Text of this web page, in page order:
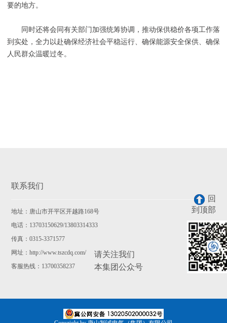
要的地方。
同时还将会同有关部门加强统筹协调，推动保供稳价各项工作落
到实处，全力以赴确保经济社会平稳运行、确保能源安全保供、确保
人民群众温暖过冬。
联系我们
地址：唐山市开平区开越路168号
电话：13703150629/13803314333
传真：0315-3371577
网址：http://www.tszcdq.com/
客服热线：13700358237
回
到顶部
请关注我们
本集团公众号